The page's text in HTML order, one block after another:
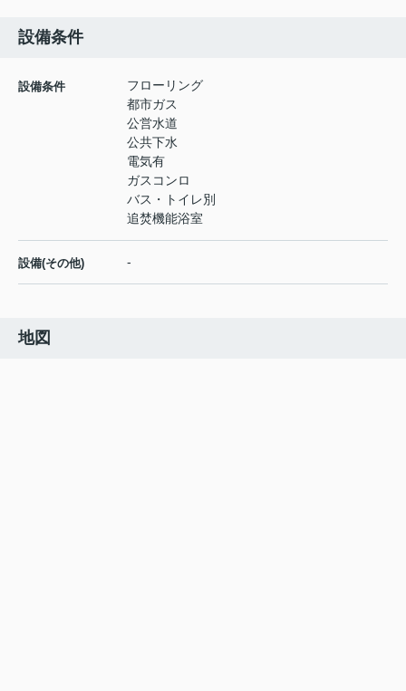
設備条件
設備条件
フローリング
都市ガス
公営水道
公共下水
電気有
ガスコンロ
バス・トイレ別
追焚機能浴室
設備(その他) -
地図